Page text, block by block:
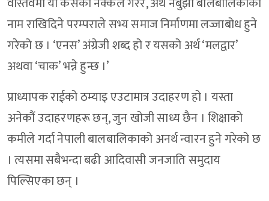
नाम राखिदिने परम्पराले सभ्य समाज निर्माणमा लज्जाबोध हुने
गरेको छ । ‘एनस’ अंग्रेजी शब्द हो र यसको अर्थ ‘मलद्वार’
अथवा ‘चाक’ भन्ने हुन्छ ।’
प्राध्यापक राईको ठम्याइ एउटामात्र उदाहरण हो । यस्ता
अनेकौं उदाहरणहरू छन्, जुन खोजी साध्य छैन । शिक्षाको
कमीले गर्दा नेपाली बालबालिकाको अनर्थ न्वारन हुने गरेको छ
। त्यसमा सबैभन्दा बढी आदिवासी जनजाति समुदाय
पिल्सिएका छन् ।